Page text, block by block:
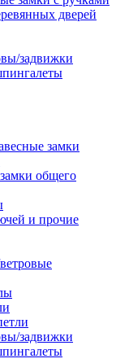
дверей
задвижки
замки
общего
и прочие
задвижки